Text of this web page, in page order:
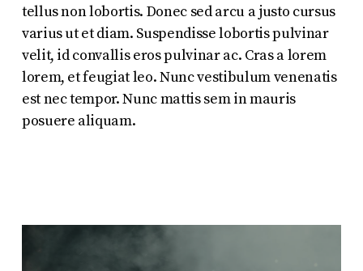
tellus non lobortis. Donec sed arcu a justo cursus
varius ut et diam. Suspendisse lobortis pulvinar
velit, id convallis eros pulvinar ac. Cras a lorem
lorem, et feugiat leo. Nunc vestibulum venenatis
est nec tempor. Nunc mattis sem in mauris
posuere aliquam.